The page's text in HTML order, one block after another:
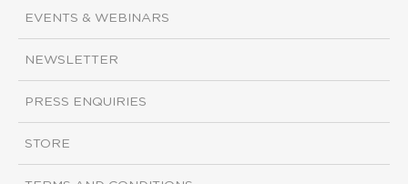
EVENTS & WEBINARS
NEWSLETTER
PRESS ENQUIRIES
STORE